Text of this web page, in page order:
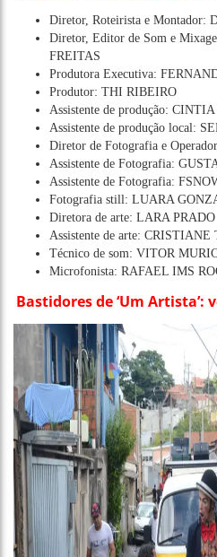
Diretor, Roteirista e Montador:
Diretor, Editor de Som e
FREITAS
Produtora Executiva:
Produtor: THI RIBEIRO
Assistente de produção:
Assistente de produção local:
Diretor de Fotografia e
Assistente de Fotografia:
Assistente de Fotografia:
Fotografia still: LUARA
Diretora de arte: LARA PRADO
Assistente de arte: CRISTIANE
Técnico de som: VITOR
Microfonista: RAFAEL IMS
Bastidores de ‘Um Artista’: